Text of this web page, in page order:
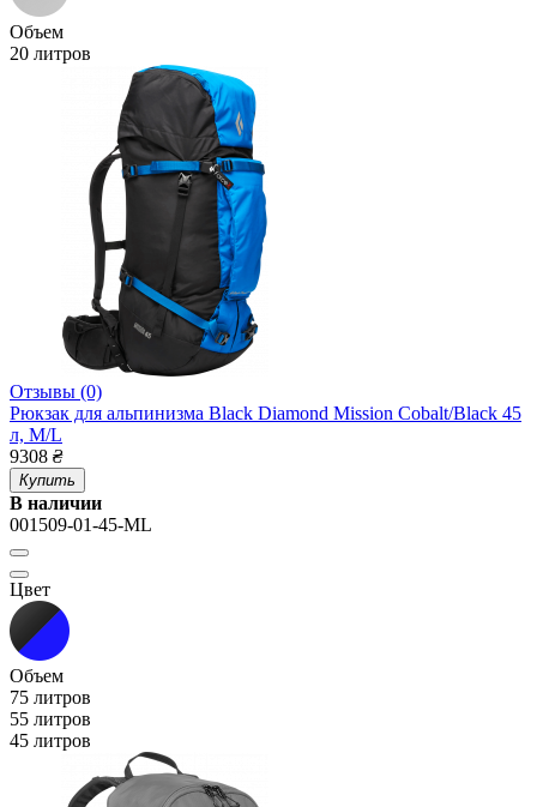
Объем
20 литров
Отзывы (0)
Рюкзак для альпинизма Black Diamond Mission Cobalt/Black 45
л, M/L
9308 ₴
Купить
В наличии
001509-01-45-ML
Цвет
Объем
75 литров
55 литров
45 литров